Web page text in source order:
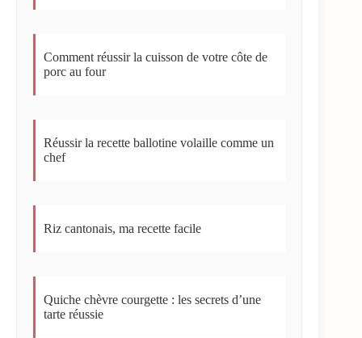
Comment réussir la cuisson de votre côte de
porc au four
Réussir la recette ballotine volaille comme un
chef
Riz cantonais, ma recette facile
Quiche chèvre courgette : les secrets d’une
tarte réussie